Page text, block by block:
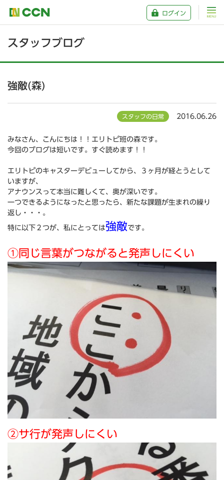
ログイン
スタッフブログ
強敵(森)
スタッフの日常 2016.06.26
みなさん、こんにちは！！エリトピ班の森です。
今回のブログは短いです。すぐ読めます！！
エリトピのキャスターデビューしてから、３ヶ月が経とうとして
いますが、
アナウンスって本当に難しくて、奥が深いです。
一つできるようになったと思ったら、新たな課題が生まれの繰り
返し・・・。
特に以下２つが、私にとっては強敵です。
①同じ言葉がつながると発声しにくい
②サ行が発声しにくい